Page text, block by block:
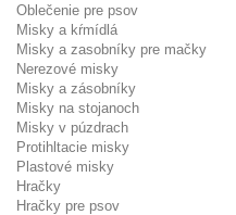
Oblečenie pre psov
Misky a kŕmídlá
Misky a zasobníky pre mačky
Nerezové misky
Misky a zásobníky
Misky na stojanoch
Misky v púzdrach
Protihltacie misky
Plastové misky
Hračky
Hračky pre psov